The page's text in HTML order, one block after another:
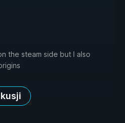
the steam side but I also